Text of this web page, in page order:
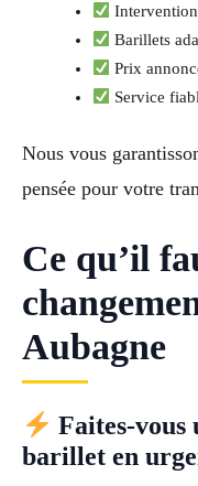
Barillets
Prix
Service
Nous vous
pensée pour votre
Ce qu’il
Aubagne
Faites-vous
barillet en